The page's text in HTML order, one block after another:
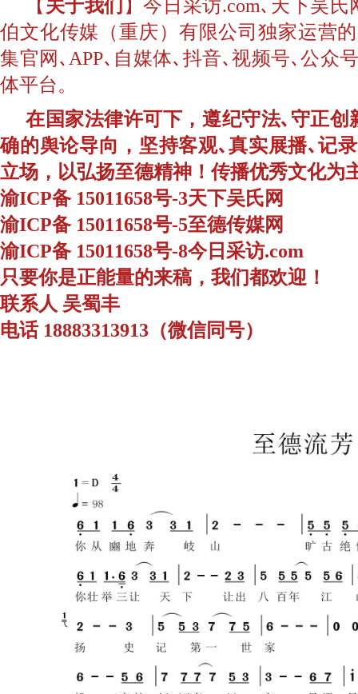
【 关于我们
】今日采访.com､天下吴
伯文化传媒（重庆）有限公司独家运营
集官网､APP､自媒体､抖音､视频号､公众
体平台。
在国家法律许可下，遵纪守法､守正创
确的舆论导向，坚持客观､真实展播､记
立场，以弘扬至德精神！传播优秀文化为
渝ICP备 15011658号-3天下吴氏网
渝ICP备 15011658号-5至德传媒网
渝ICP备 15011658号-8今日采访.com
只要你是正能量的来稿，我们都欢迎！
联系人 吴蜀丰
电话 18883313913（微信同号）